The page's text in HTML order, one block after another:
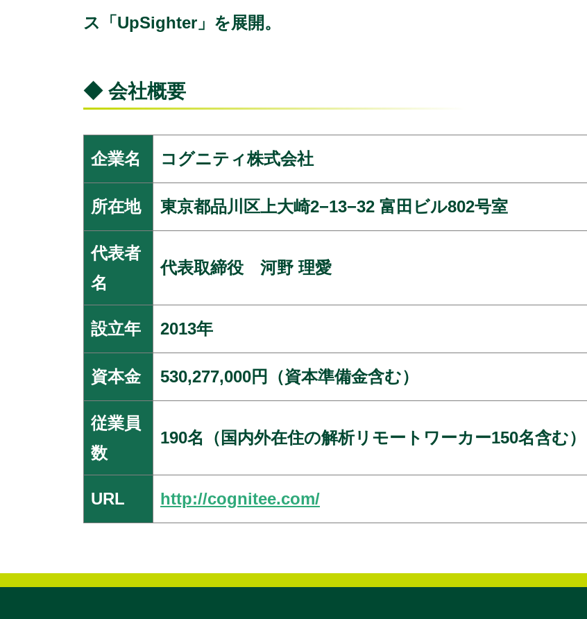
ス「UpSighter」を展開。
◆ 会社概要
企業名 コグニティ株式会社
所在地 東京都品川区上大崎2−13−32 富田ビル802号室
代表者
名
代表取締役 河野 理愛
設立年 2013年
資本金 530,277,000円（資本準備金含む）
従業員
数
190名（国内外在住の解析リモートワーカー150名含む）
URL http://cognitee.com/